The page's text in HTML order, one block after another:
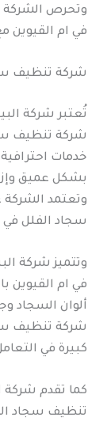
وتحرص الشركة
في ام القيوين
شركة تنظيف
تُعتبر شركة
شركة تنظيف
خدمات
بشكل عميق
وتعتمد
سجاد الفلل في
وتتميز شركة
في ام القيوين
ألوان السجاد
شركة تنظيف
كبيرة في
كما تقدم
تنظيف سجاد